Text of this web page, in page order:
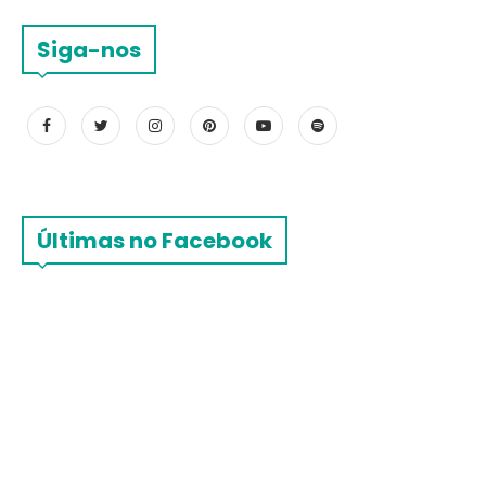
Siga-nos
Últimas no Facebook